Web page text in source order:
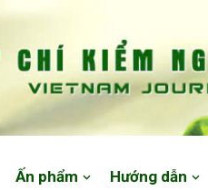
Ấn phẩm Hướng dẫn